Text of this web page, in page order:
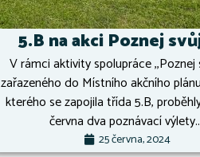
5.B na akci Poznej
V rámci aktivity spolupráce ,,Poznej
zařazeného do Místního akčního
kterého se zapojila třída 5.B,
června dva poznávací
25 června, 2024